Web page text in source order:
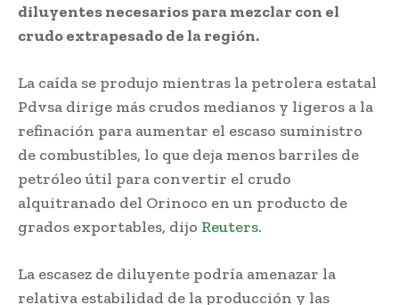
diluyentes necesarios para mezclar con el
crudo extrapesado de la región.
La caída se produjo mientras la petrolera estatal
Pdvsa dirige más crudos medianos y ligeros a la
refinación para aumentar el escaso suministro
de combustibles, lo que deja menos barriles de
petróleo útil para convertir el crudo
alquitranado del Orinoco en un producto de
grados exportables, dijo Reuters.
La escasez de diluyente podría amenazar la
relativa estabilidad de la producción y las